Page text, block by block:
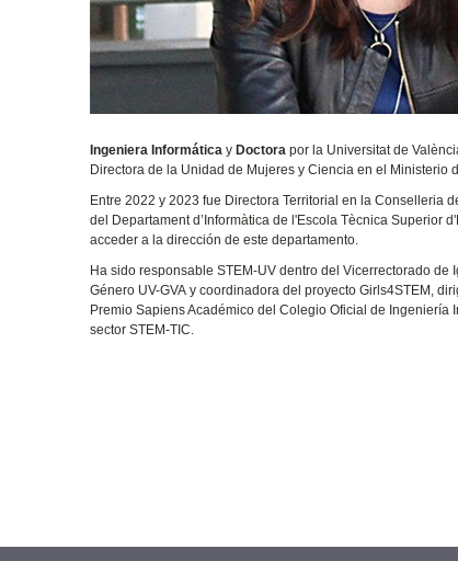
Ingeniera Informáticay Doctorapor la Universitat de
Directora de la Unidad de Mujeres y Ciencia en el
Entre 2022 y 2023 fue Directora Territorial en la Conselleria
del Departament d’Informàtica de l'Escola Tècnica Superior
acceder a la dirección de este departamento.
Ha sido responsable STEM-UV dentro del Vicerrectorado
Género UV-GVA y coordinadora del proyecto Girls4STEM,
Premio Sapiens Académico del Colegio Oficial de
sector STEM-TIC.